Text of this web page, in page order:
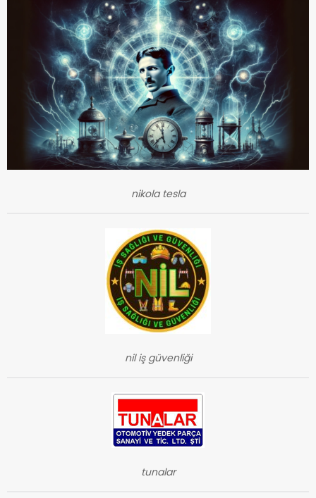
nikola tesla
nil iş güvenliği
tunalar